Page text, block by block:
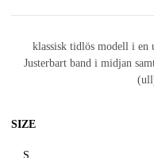
klassisk tidlös modell i en
Justerbart band i midjan
SIZE